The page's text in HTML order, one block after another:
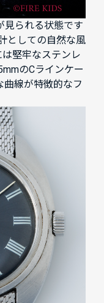
見られる状態です
としての自然な風
堅牢なステンレ
のCラインケー
曲線が特徴的なフ